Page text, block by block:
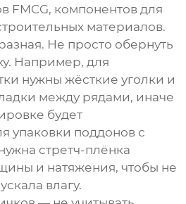
FMCG, компонентов для
материалов.
Не просто обернуть
Например, для
нужны жёсткие уголки и
между рядами, иначе
будет
упаковки поддонов с
стретч-плёнка
и натяжения, чтобы не
влагу.